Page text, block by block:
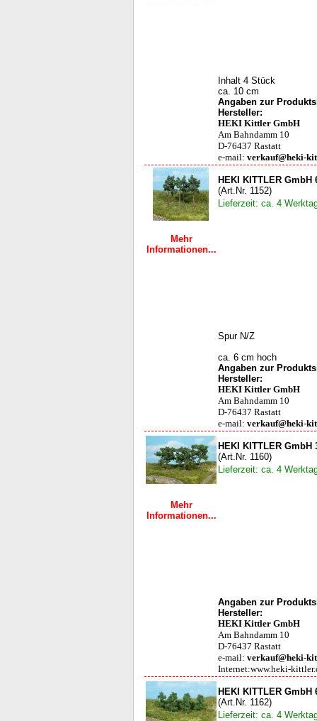
Inhalt 4 Stück
ca. 10 cm
Angaben zur
Hersteller:
HEKI Kittler GmbH
Am Bahndamm 10
D-76437 Rastatt
e-mail: verkauf@heki-
Mehr
Informationen...
HEKI KITTLER GmbH
(Art.Nr. 1152)
Lieferzeit: ca. 4
Spur N/Z
ca. 6 cm hoch
Angaben zur
Hersteller:
HEKI Kittler GmbH
Am Bahndamm 10
D-76437 Rastatt
e-mail: verkauf@heki-
Mehr
Informationen...
HEKI KITTLER
(Art.Nr. 1160)
Lieferzeit: ca. 4
Angaben zur
Hersteller:
HEKI Kittler GmbH
Am Bahndamm 10
D-76437 Rastatt
e-mail: verkauf@heki-
Internet:www.heki-
HEKI KITTLER
(Art.Nr. 1162)
Lieferzeit: ca. 4